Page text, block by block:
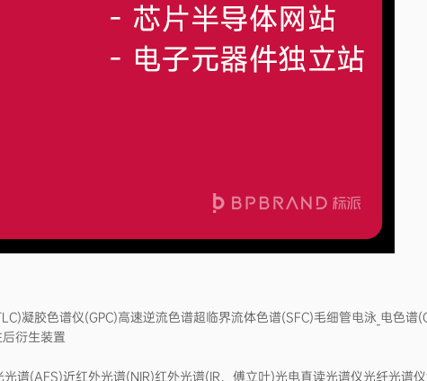
凝胶色谱仪(GPC)高速逆流色谱超临界流体色谱(SFC)毛细管电泳_电色谱
衍生装置
(AFS)近红外光谱(NIR)红外光谱(IR、傅立叶)光电直读光谱仪光纤光谱